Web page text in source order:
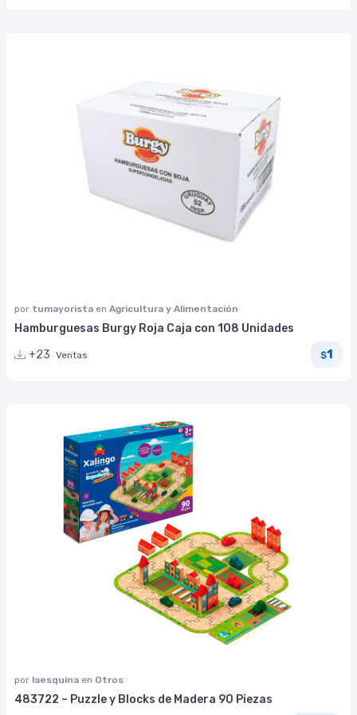
por tumayorista en Agricultura y Alimentación
Hamburguesas Burgy Roja Caja con 108 Unidades
+23 Ventas $1
por laesquina en Otros
483722 – Puzzle y Blocks de Madera 90 Piezas